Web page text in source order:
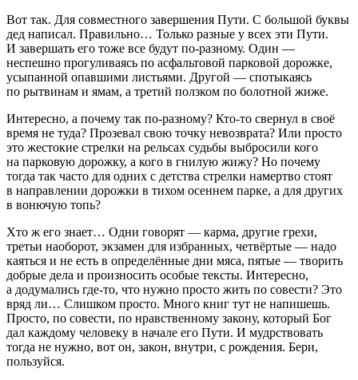
Вот так. Для совместного завершения Пути. С большой буквы
дед написал. Правильно… Только разные у всех эти Пути.
И завершать его тоже все будут по-разному. Один —
неспешно прогуливаясь по асфальтовой парковой дорожке,
усыпанной опавшими листьями. Другой — спотыкаясь
по рытвинам и ямам, а третий ползком по болотной жиже.
Интересно, а почему так по-разному? Кто-то свернул в своё
время не туда? Прозевал свою точку невозврата? Или просто
это жестокие стрелки на рельсах судьбы выбросили кого
на парковую дорожку, а кого в гнилую жижу? Но почему
тогда так часто для одних с детства стрелки намертво стоят
в направлении дорожки в тихом осеннем парке, а для других
в вонючую топь?
Хто ж его знает… Одни говорят — карма, другие грехи,
третьи наоборот, экзамен для избранных, четвёртые — надо
каяться и не есть в определённые дни мяса, пятые — творить
добрые дела и произносить особые тексты. Интересно,
а додумались где-то, что нужно просто жить по совести? Это
вряд ли… Слишком просто. Много книг тут не напишешь.
Просто, по совести, по нравственному закону, который Бог
дал каждому человеку в начале его Пути. И мудрствовать
тогда не нужно, вот он, закон, внутри, с рождения. Бери,
пользуйся.